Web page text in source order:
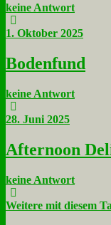
keine Antwort
1. Oktober 2025
Bo­den­fund
keine Antwort
28. Juni 2025
Af­ter­noon
keine Antwort
Weitere mit diesem